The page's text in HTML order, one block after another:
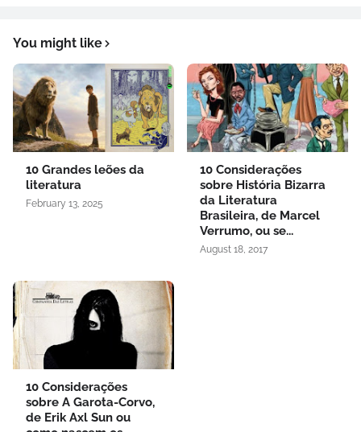
You might like
10 Grandes leões da
literatura
February 13, 2025
10 Considerações
sobre História Bizarra
da Literatura
Brasileira, de Marcel
Verrumo, ou se...
August 18, 2017
10 Considerações
sobre A Garota-Corvo,
de Erik Axl Sun ou